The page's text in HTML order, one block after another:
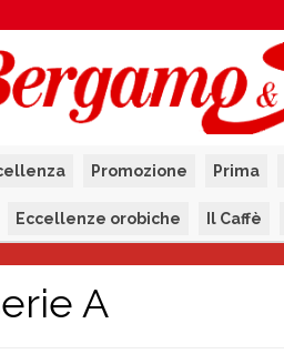
Promozione Prima
Eccellenze orobiche Il Caffè
A